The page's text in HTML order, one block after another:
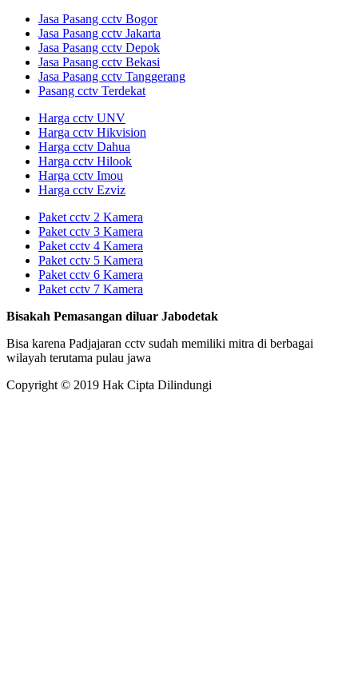
Jasa Pasang cctv Bogor
Jasa Pasang cctv Jakarta
Jasa Pasang cctv Depok
Jasa Pasang cctv Bekasi
Jasa Pasang cctv Tanggerang
Pasang cctv Terdekat
Harga cctv UNV
Harga cctv Hikvision
Harga cctv Dahua
Harga cctv Hilook
Harga cctv Imou
Harga cctv Ezviz
Paket cctv 2 Kamera
Paket cctv 3 Kamera
Paket cctv 4 Kamera
Paket cctv 5 Kamera
Paket cctv 6 Kamera
Paket cctv 7 Kamera
Bisakah Pemasangan diluar Jabodetak
Bisa karena Padjajaran cctv sudah memiliki mitra di berbagai
wilayah terutama pulau jawa
Copyright © 2019 Hak Cipta Dilindungi